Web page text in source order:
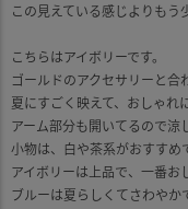
この見えている感じよりもう
こちらはアイボリーです。
ゴールドのアクセサリーと合
夏にすごく映えて、おしゃれ
アーム部分も開いてるので涼
小物は、白や茶系がおすすめ
アイボリーは上品で、一番お
ブルーは夏らしくてさわやか